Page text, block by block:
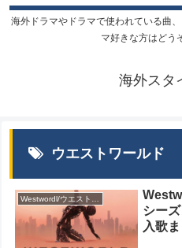
海外ドラマやドラマで使われている曲
マ好きな方はどう
海外スタ
ウエストワールド
シー
入歌